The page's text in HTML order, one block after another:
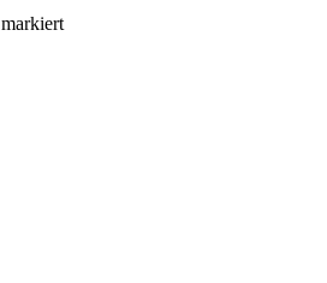
markiert